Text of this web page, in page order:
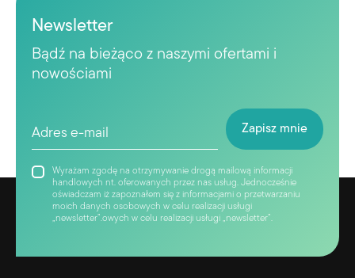
Newsletter
Bądź na bieżąco z naszymi ofertami i
nowościami
Wyrażam zgodę na otrzymywanie drogą mailową informacji
handlowych nt. oferowanych przez nas usług. Jednocześnie
oświadczam iż zapoznałem się z informacjami o przetwarzaniu
moich danych osobowych w celu realizacji usługi
„newsletter”.owych w celu realizacji usługi „newsletter”.